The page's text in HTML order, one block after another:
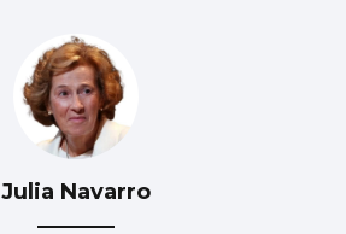
Julia Navarro